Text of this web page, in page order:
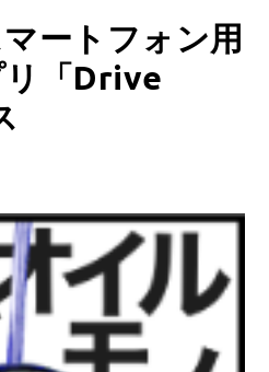
ートフォン用
リ「Drive